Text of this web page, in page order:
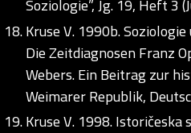
Kruse V. 1990b.
Die Zeitdiagnosen Franz
Webers. Ein Beitrag zur
Weimarer Republik,
Kruse V. 1998. Istoričeska